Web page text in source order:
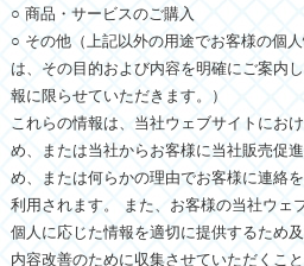
○ 商品・サービスのご購入
○ その他（上記以外の用途でお客様の個
は、その目的および内容を明確にご案内
報に限らせていただきます。）
これらの情報は、当社ウェブサイトにお
め、または当社からお客様に当社販売促
め、または何らかの理由でお客様に連絡
利用されます。 また、お客様の当社ウェ
個人に応じた情報を適切に提供するため
内容改善のために収集させていただくこと